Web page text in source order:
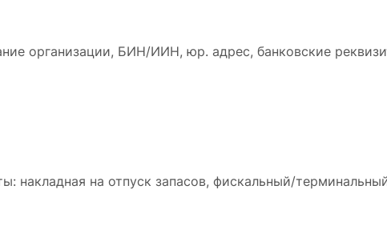
организации, БИН/ИИН, юр. адрес, банковские
накладная на отпуск запасов, фискальный/